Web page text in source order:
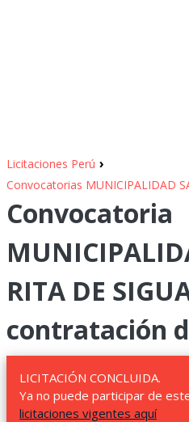
Licitaciones Perú ›
Convocatorias MUNICIPALIDAD
Convocatoria
RITA DE
contratación
LICITACIÓN CONCLUIDA.
Ya no puede participar de
licitaciones vigentes aquí